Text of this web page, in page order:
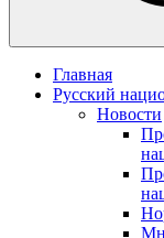
Главная
Русский
Новости